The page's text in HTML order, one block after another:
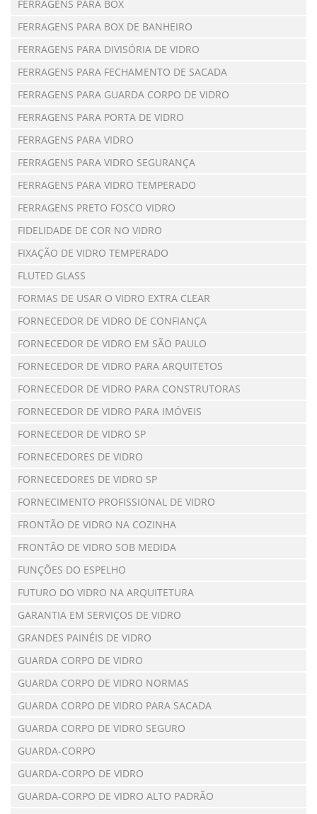
FERRAGENS PARA BOX
FERRAGENS PARA BOX DE BANHEIRO
FERRAGENS PARA DIVISÓRIA DE VIDRO
FERRAGENS PARA FECHAMENTO DE SACADA
FERRAGENS PARA GUARDA CORPO DE VIDRO
FERRAGENS PARA PORTA DE VIDRO
FERRAGENS PARA VIDRO
FERRAGENS PARA VIDRO SEGURANÇA
FERRAGENS PARA VIDRO TEMPERADO
FERRAGENS PRETO FOSCO VIDRO
FIDELIDADE DE COR NO VIDRO
FIXAÇÃO DE VIDRO TEMPERADO
FLUTED GLASS
FORMAS DE USAR O VIDRO EXTRA CLEAR
FORNECEDOR DE VIDRO DE CONFIANÇA
FORNECEDOR DE VIDRO EM SÃO PAULO
FORNECEDOR DE VIDRO PARA ARQUITETOS
FORNECEDOR DE VIDRO PARA CONSTRUTORAS
FORNECEDOR DE VIDRO PARA IMÓVEIS
FORNECEDOR DE VIDRO SP
FORNECEDORES DE VIDRO
FORNECEDORES DE VIDRO SP
FORNECIMENTO PROFISSIONAL DE VIDRO
FRONTÃO DE VIDRO NA COZINHA
FRONTÃO DE VIDRO SOB MEDIDA
FUNÇÕES DO ESPELHO
FUTURO DO VIDRO NA ARQUITETURA
GARANTIA EM SERVIÇOS DE VIDRO
GRANDES PAINÉIS DE VIDRO
GUARDA CORPO DE VIDRO
GUARDA CORPO DE VIDRO NORMAS
GUARDA CORPO DE VIDRO PARA SACADA
GUARDA CORPO DE VIDRO SEGURO
GUARDA-CORPO
GUARDA-CORPO DE VIDRO
GUARDA-CORPO DE VIDRO ALTO PADRÃO